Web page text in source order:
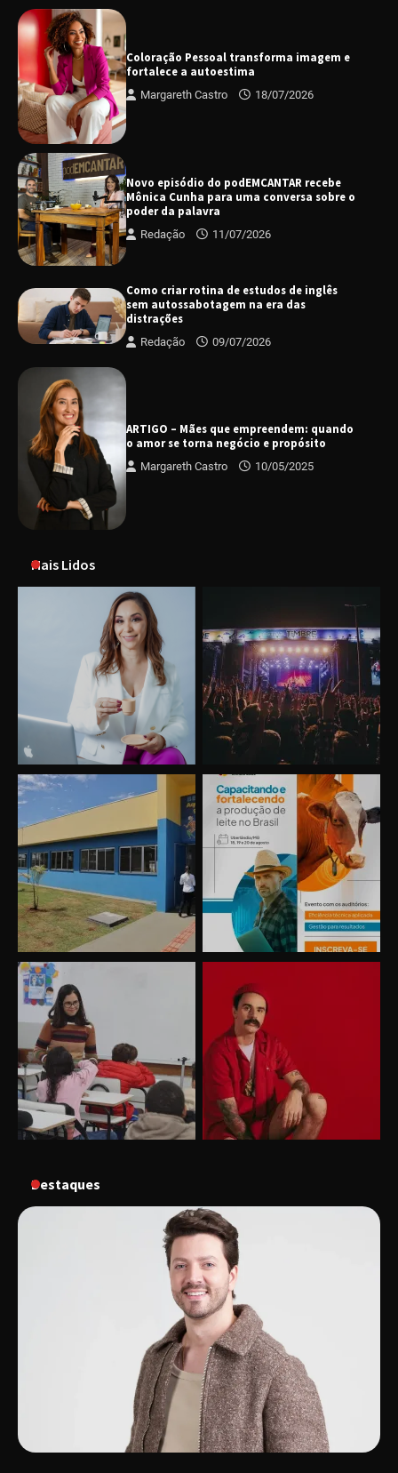
Coloração Pessoal transforma imagem e
fortalece a autoestima
Margareth Castro 18/07/2026
Novo episódio do podEMCANTAR recebe
Mônica Cunha para uma conversa sobre o
poder da palavra
Redação 11/07/2026
Como criar rotina de estudos de inglês
sem autossabotagem na era das
distrações
Redação 09/07/2026
ARTIGO – Mães que empreendem: quando
o amor se torna negócio e propósito
Margareth Castro 10/05/2025
Mais Lidos
Destaques
Uberlândia recebe o projeto “Experiência Rio”
no dia 17 de junho
“Vozes pela Vida” celebra 10 anos com show
em Uberlândia
“Vem pra Praça!” reunirá arte, cultura e
gastronomia de Uberlândia em dois dias de
“Uma prosa de valor” é o tema da roda de
conversa com o diretor e a produtora do
espetáculo Bárbara
sucesso absoluto em 2025
Senac em Uberlândia oferece curso gratuito
de Tricologia e Terapia Capilar
Uberlândia recebe em agosto turnê de 30 anos
do Grupo Soweto